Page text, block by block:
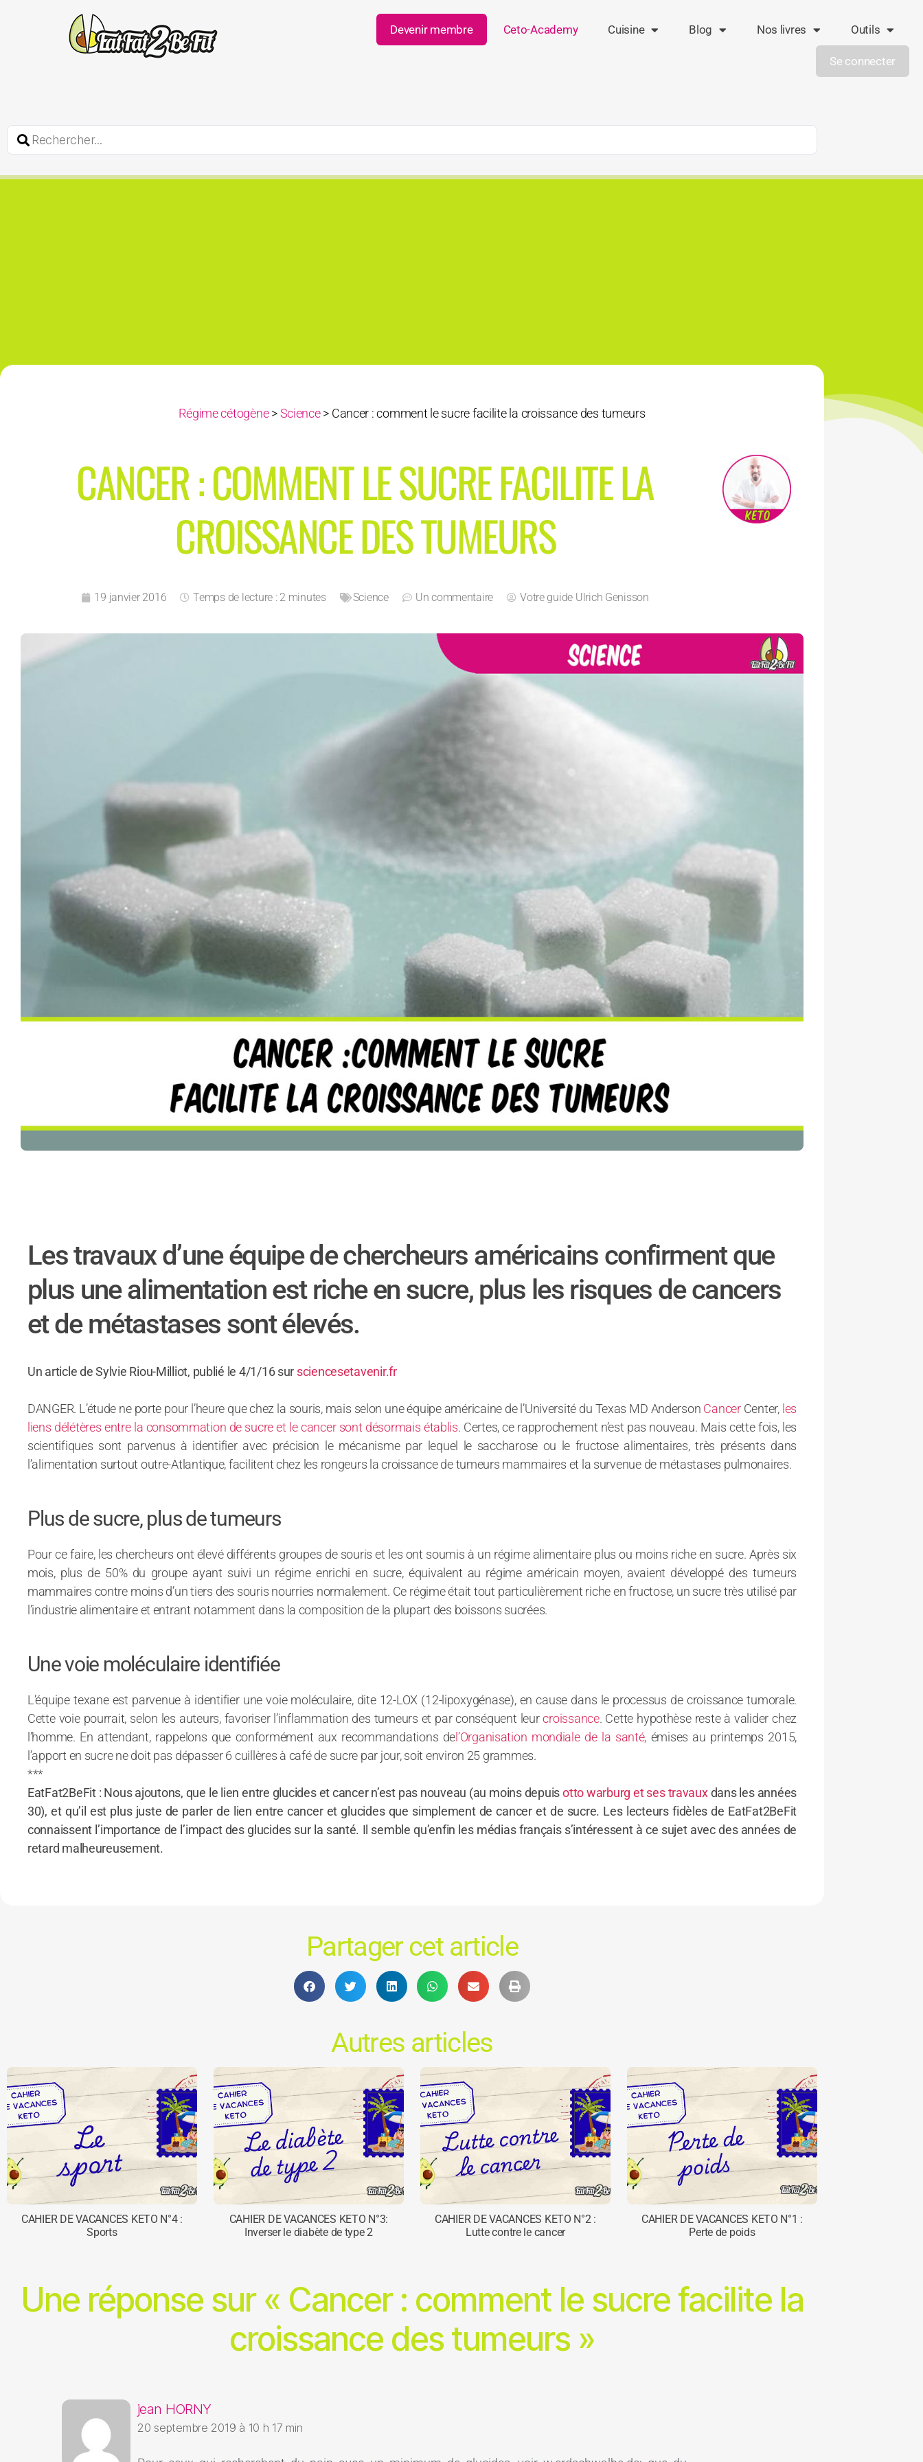
Devenir membre Ceto-Academy Cuisine Blog Nos livres Outils
Se connecter
Régime cétogène>Science> Cancer : comment le sucre facilite la croissance des tumeurs
CANCER : COMMENT LE SUCRE FACILITE LA
CROISSANCE DES TUMEURS
19 janvier 2016 Temps de lecture : 2 minutes Science Un commentaire Votre guide Ulrich Genisson
Les travaux d’une équipe de chercheurs américains confirment que
plus une alimentation est riche en sucre, plus les risques de cancers
et de métastases sont élevés.
Un article de Sylvie Riou-Milliot, publié le 4/1/16 sur sciencesetavenir.fr
DANGER. L’étude ne porte pour l’heure que chez la souris, mais selon une équipe américaine de l’Université du Texas MD Anderson CancerCenter, les
liens délétères entre la consommation de sucre et le cancer sont désormais établis. Certes, ce rapprochement n’est pas nouveau. Mais cette fois, les
scientifiques sont parvenus à identifier avec précision le mécanisme par lequel le saccharose ou le fructose alimentaires, très présents dans
l’alimentation surtout outre-Atlantique, facilitent chez les rongeurs la croissance de tumeurs mammaires et la survenue de métastases pulmonaires.
Plus de sucre, plus de tumeurs
Pour ce faire, les chercheurs ont élevé différents groupes de souris et les ont soumis à un régime alimentaire plus ou moins riche en sucre. Après six
mois, plus de 50% du groupe ayant suivi un régime enrichi en sucre, équivalent au régime américain moyen, avaient développé des tumeurs
mammaires contre moins d’un tiers des souris nourries normalement. Ce régime était tout particulièrement riche en fructose, un sucre très utilisé par
l’industrie alimentaire et entrant notamment dans la composition de la plupart des boissons sucrées.
Une voie moléculaire identifiée
L’équipe texane est parvenue à identifier une voie moléculaire, dite 12-LOX (12-lipoxygénase), en cause dans le processus de croissance tumorale.
Cette voie pourrait, selon les auteurs, favoriser l’inflammation des tumeurs et par conséquent leurcroissance. Cette hypothèse reste à valider chez
l’homme. En attendant, rappelons que conformément aux recommandations del’Organisation mondiale de la santé, émises au printemps 2015,
l’apport en sucre ne doit pas dépasser 6 cuillères à café de sucre par jour, soit environ 25 grammes.
***
EatFat2BeFit : Nous ajoutons, que le lien entre glucides et cancer n’est pas nouveau (au moins depuisotto warburg et ses travauxdans les années
30), et qu’il est plus juste de parler de lien entre cancer et glucides que simplement de cancer et de sucre. Les lecteurs fidèles de EatFat2BeFit
connaissent l’importance de l’impact des glucides sur la santé. Il semble qu’enfin les médias français s’intéressent à ce sujet avec des années de
retard malheureusement.
Partager cet article
Autres articles
CAHIER DE VACANCES KETO N°4 :
Sports
CAHIER DE VACANCES KETO N°3:
Inverser le diabète de type 2
CAHIER DE VACANCES KETO N°2 :
Lutte contre le cancer
CAHIER DE VACANCES KETO N°1 :
Perte de poids
Une réponse sur « Cancer : comment le sucre facilite la
croissance des tumeurs »
jean HORNY
20 septembre 2019 à 10 h 17 min